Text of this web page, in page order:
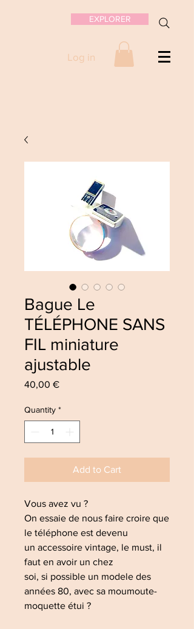
EXPLORER
Log in
Bague Le
TÉLÉPHONE SANS
FIL miniature
ajustable
40,00 €Price
Quantity *
Add to Cart
Vous avez vu ?
On essaie de nous faire croire que
le téléphone est devenu
un accessoire vintage, le must, il
faut en avoir un chez
soi, si possible un modele des
années 80, avec sa moumoute-
moquette étui ?